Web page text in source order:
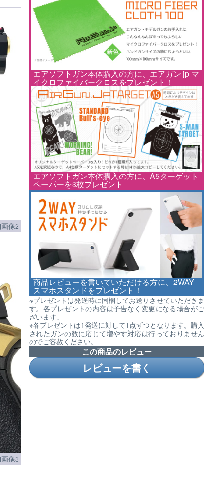
エアソフトガン本体購入の方に、エアガン.jp マ
イクロファイバークロスをプレゼント！
エアソフトガン本体購入の方に、A5ターゲット
ペーパーを3枚プレゼント！
商品レビューを書いていただける方に、2WAY
スマホスタンドをプレゼント！
※プレゼントは発送時に同梱してお送りさせていただきま
す。各プレゼントの内容は予告なく変更になる場合がご
ざいます。
※各プレゼントは1発送に対して1点ずつとなります。購入
されたガンの数に応じて増やす対応は行っておりません
のでご容赦ください。
この商品のレビュー
レビューを書く
像2
像3